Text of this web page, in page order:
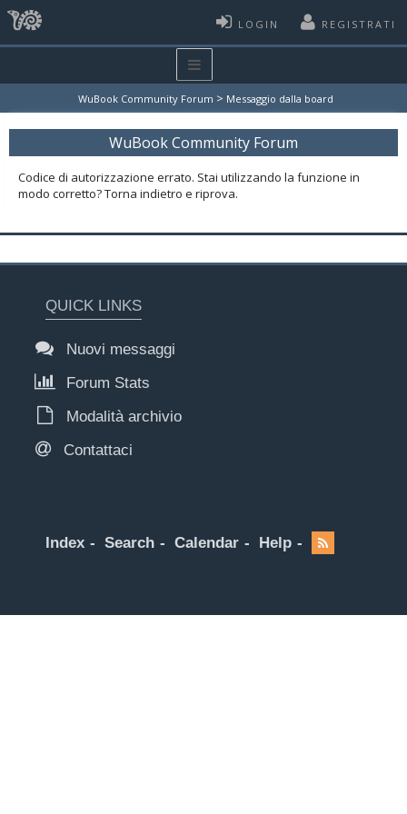
LOGIN REGISTRATI
WuBook Community Forum > Messaggio dalla board
WuBook Community Forum
Codice di autorizzazione errato. Stai utilizzando la funzione in
modo corretto? Torna indietro e riprova.
QUICK LINKS
Nuovi messaggi
Forum Stats
Modalità archivio
Contattaci
Index Search Calendar Help